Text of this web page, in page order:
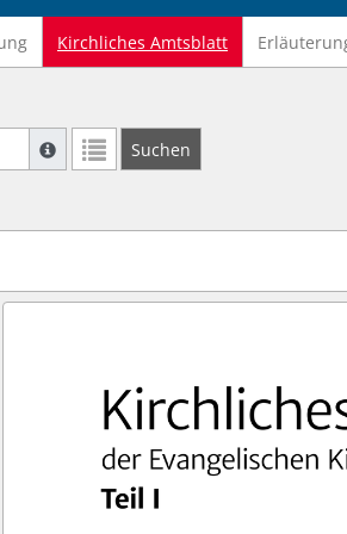
Kirchliches Amtsblatt
Suche mit Platzhalter "*", Bsp.
Weitere Suchoperatoren finden Sie in
Suchen